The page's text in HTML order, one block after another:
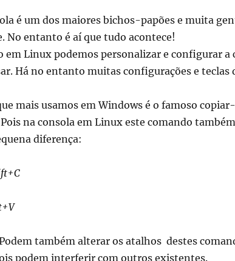
é um dos maiores bichos-papões e muita
No entanto é aí que tudo acontece!
em Linux podemos personalizar e configurar a
Há no entanto muitas configurações e teclas
mais usamos em Windows é o famoso
na consola em Linux este comando
diferença:
também alterar os atalhos destes
podem interferir com outros existentes.